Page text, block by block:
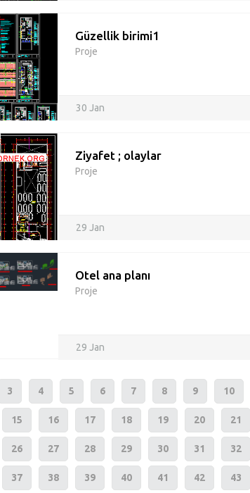
Güzellik birimi1
Proje
30 Jan
Ziyafet ; olaylar
Proje
29 Jan
Otel ana planı
Proje
29 Jan
3 4 5 6 7 8 9 10
15 16 17 18 19 20 21
26 27 28 29 30 31 32
37 38 39 40 41 42 43